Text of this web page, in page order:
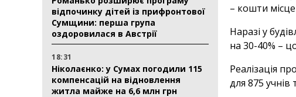
відпочинку дітей із прифронтової
Сумщини: перша група
оздоровилася в Австрії
18:31
Ніколаєнко: у Сумах погодили 115
компенсацій на відновлення
житла майже на 6,6 млн грн
– кошти
Наразі у
на 30-40% –
Реалізація
для 875